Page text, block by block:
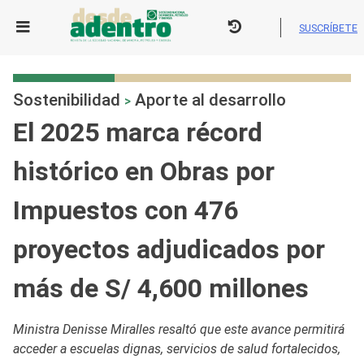
SUSCRÍBETE
Sostenibilidad > Aporte al desarrollo
El 2025 marca récord
histórico en Obras por
Impuestos con 476
proyectos adjudicados por
más de S/ 4,600 millones
Ministra Denisse Miralles resaltó que este avance permitirá
acceder a escuelas dignas, servicios de salud fortalecidos,